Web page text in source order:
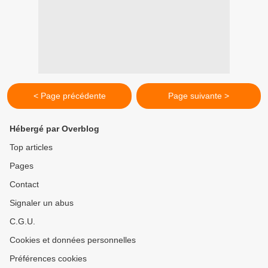
< Page précédente Page suivante >
Hébergé par Overblog
Top articles
Pages
Contact
Signaler un abus
C.G.U.
Cookies et données personnelles
Préférences cookies